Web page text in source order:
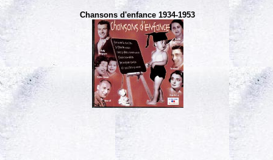
Chansons d'enfance 1934-1953